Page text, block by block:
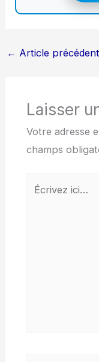
← Article précédent
Laisser
Votre adresse
champs
Écrivez